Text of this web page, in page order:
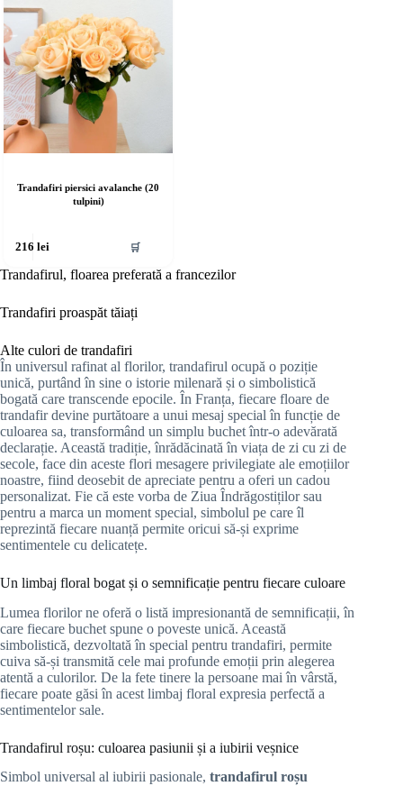
Trandafiri piersici avalanche (20
tulpini)
216lei
🛒
Trandafirul, floarea preferată a francezilor
Trandafiri proaspăt tăiați
Alte culori de trandafiri
În universul rafinat al florilor, trandafirul ocupă o poziție
unică, purtând în sine o istorie milenară și o simbolistică
bogată care transcende epocile. În Franța, fiecare floare de
trandafir devine purtătoare a unui mesaj special în funcție de
culoarea sa, transformând un simplu buchet într-o adevărată
declarație. Această tradiție, înrădăcinată în viața de zi cu zi de
secole, face din aceste flori mesagere privilegiate ale emoțiilor
noastre, fiind deosebit de apreciate pentru a oferi un cadou
personalizat. Fie că este vorba de Ziua Îndrăgostiților sau
pentru a marca un moment special, simbolul pe care îl
reprezintă fiecare nuanță permite oricui să-și exprime
sentimentele cu delicatețe.
Un limbaj floral bogat și o semnificație pentru fiecare culoare
Lumea florilor ne oferă o listă impresionantă de semnificații, în
care fiecare buchet spune o poveste unică. Această
simbolistică, dezvoltată în special pentru trandafiri, permite
cuiva să-și transmită cele mai profunde emoții prin alegerea
atentă a culorilor. De la fete tinere la persoane mai în vârstă,
fiecare poate găsi în acest limbaj floral expresia perfectă a
sentimentelor sale.
Trandafirul roșu: culoarea pasiunii și a iubirii veșnice
Simbol universal al iubirii pasionale, trandafirul roșu